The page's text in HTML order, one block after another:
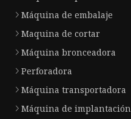
Máquina de embalaje
Maquina de cortar
Máquina bronceadora
Perforadora
Máquina transportadora
Máquina de implantación